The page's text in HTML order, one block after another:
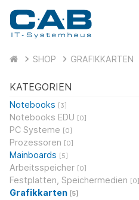
SHOP GRAFIKKARTEN
KATEGORIEN
Notebooks [3]
Notebooks EDU [0]
PC Systeme [0]
Prozessoren [0]
Mainboards [5]
Arbeitsspeicher [0]
Festplatten, Speichermedien [0]
Grafikkarten [5]